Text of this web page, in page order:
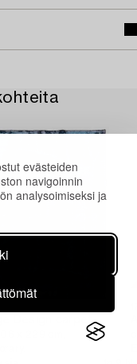
evästeiden
navigoinnin
analysoimiseksi ja
Design carpet,